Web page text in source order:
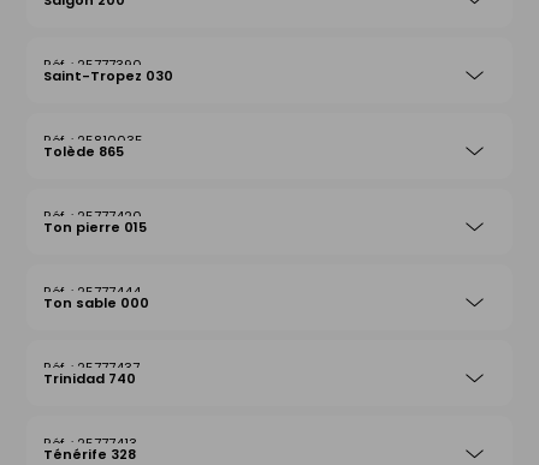
25777390
Saint-Tropez 030
25810035
Tolède 865
25777420
Ton pierre 015
25777444
Ton sable 000
25777437
Trinidad 740
25777413
Ténérife 328